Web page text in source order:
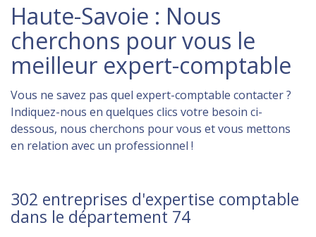
Haute-Savoie : Nous
cherchons pour vous le
meilleur expert-comptable
Vous ne savez pas quel expert-comptable contacter ?
Indiquez-nous en quelques clics votre besoin ci-
dessous, nous cherchons pour vous et vous mettons
en relation avec un professionnel !
302 entreprises d'expertise comptable
dans le département 74